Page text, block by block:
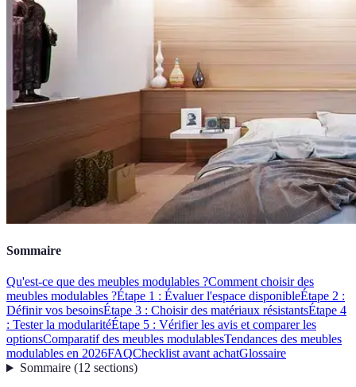
Sommaire
Qu'est-ce que des meubles modulables ?Comment choisir des
meubles modulables ?Étape 1 : Évaluer l'espace disponibleÉtape 2 :
Définir vos besoinsÉtape 3 : Choisir des matériaux résistantsÉtape 4
: Tester la modularitéÉtape 5 : Vérifier les avis et comparer les
optionsComparatif des meubles modulablesTendances des meubles
modulables en 2026FAQChecklist avant achatGlossaire
Sommaire(12 sections)